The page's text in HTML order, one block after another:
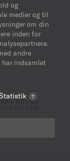
og
medier og til
om din
inden for
andre
har indsamlet
?